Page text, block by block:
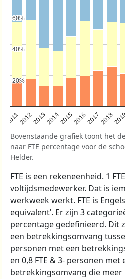
20112012201320142015201620172018
20%
20%
40%
40%
60%
60%
Bovenstaande grafiek toont het
naar FTE percentage voor de
Helder.
FTE is een rekeneenheid. 1
voltijdsmedewerker. Dat is
werkweek werkt. FTE is
equivalent’. Er zijn 3
percentage gedefinieerd. Dit
een betrekkingsomvang
personen met een
en 0,8 FTE & 3- personen met
betrekkingsomvang die meer